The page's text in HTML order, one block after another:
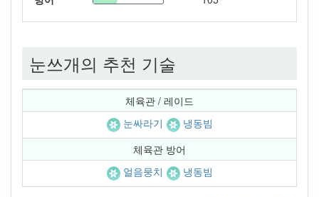
눈쓰개의 추천 기술
체육관 / 레이드
눈싸라기
냉동빔
체육관 방어
얼음뭉치
냉동빔